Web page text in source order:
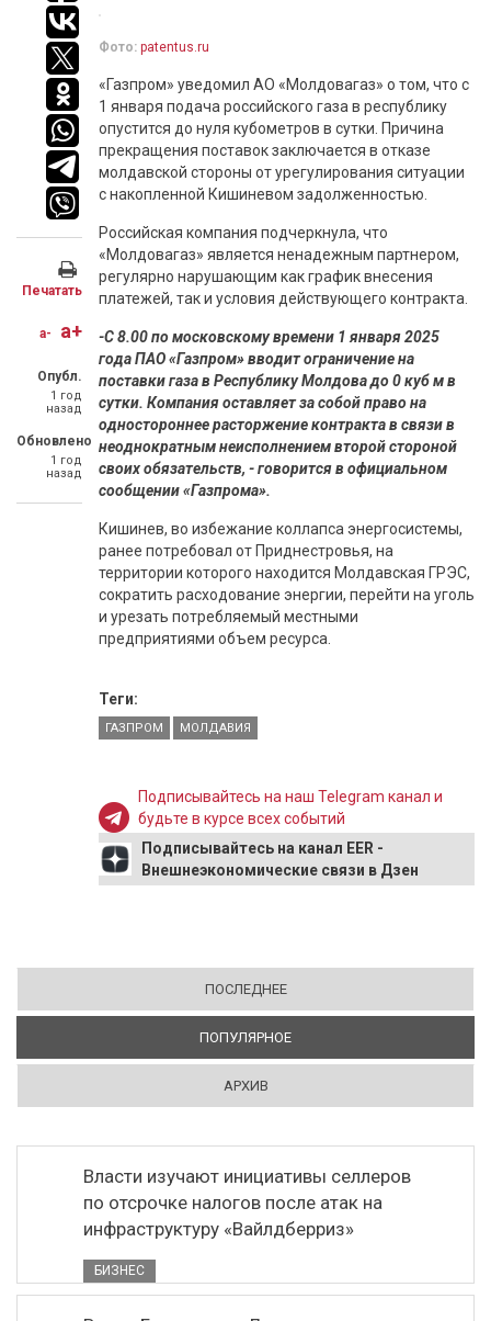
Печатать
a- a+
Опубл.
1 год
назад
Обновлено
1 год
назад
Фото: patentus.ru
«Газпром» уведомил АО «Молдовагаз» о том, что с
1 января подача российского газа в республику
опустится до нуля кубометров в сутки. Причина
прекращения поставок заключается в отказе
молдавской стороны от урегулирования ситуации
с накопленной Кишиневом задолженностью.
Российская компания подчеркнула, что
«Молдовагаз» является ненадежным партнером,
регулярно нарушающим как график внесения
платежей, так и условия действующего контракта.
-С 8.00 по московскому времени 1 января 2025
года ПАО «Газпром» вводит ограничение на
поставки газа в Республику Молдова до 0 куб м в
сутки. Компания оставляет за собой право на
одностороннее расторжение контракта в связи в
неоднократным неисполнением второй стороной
своих обязательств, - говорится в официальном
сообщении «Газпрома».
Кишинев, во избежание коллапса энергосистемы,
ранее потребовал от Приднестровья, на
территории которого находится Молдавская ГРЭС,
сократить расходование энергии, перейти на уголь
и урезать потребляемый местными
предприятиями объем ресурса.
Теги:
ГАЗПРОМ МОЛДАВИЯ
Подписывайтесь на наш Telegram канал и
будьте в курсе всех событий
Подписывайтесь на канал EER -
Внешнеэкономические связи в Дзен
ПОСЛЕДНЕЕ
ПОПУЛЯРНОЕ
АРХИВ
Власти изучают инициативы селлеров
по отсрочке налогов после атак на
инфраструктуру «Вайлдберриз»
БИЗНЕС